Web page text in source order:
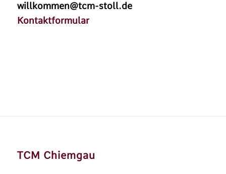
willkommen@tcm-stoll.de
Kontaktformular
TCM Chiemgau